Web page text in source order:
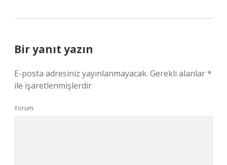
Bir yanıt yazın
E-posta adresiniz yayınlanmayacak. Gerekli alanlar*
ile işaretlenmişlerdir
Yorum